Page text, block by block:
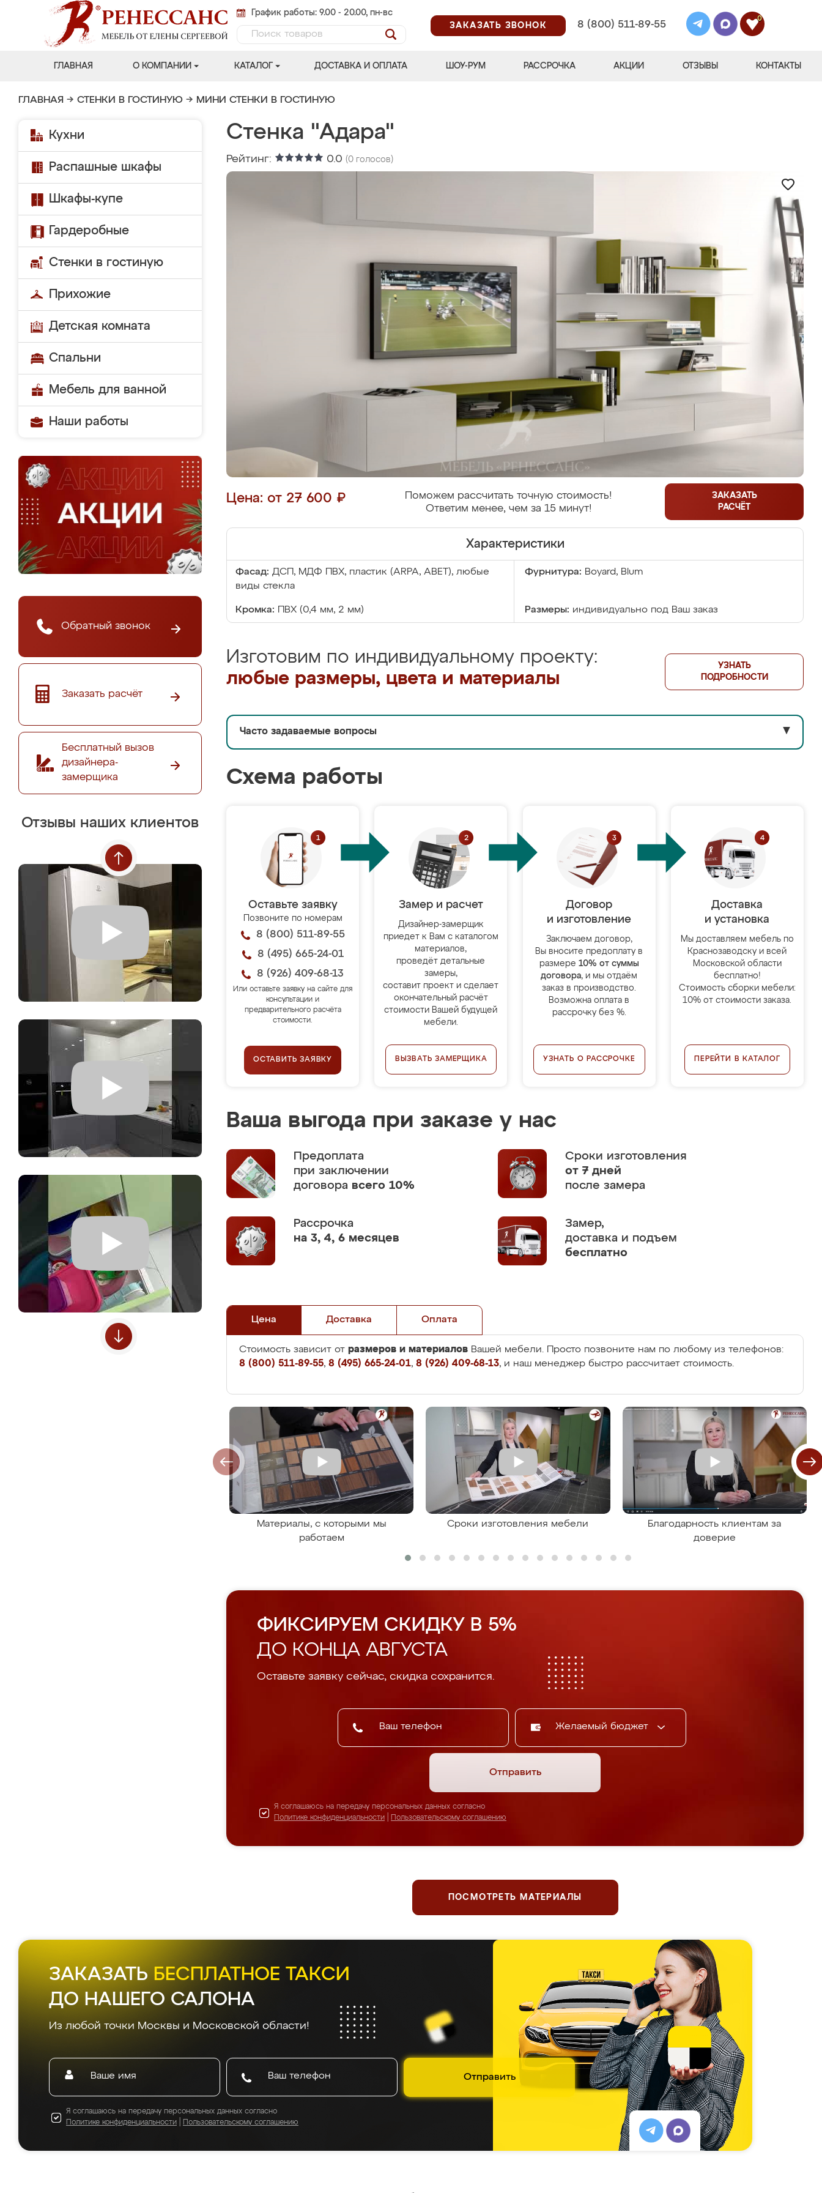
График работы: 9.00 - 20.00, пн-вс
ЗАКАЗАТЬ ЗВОНОК
8 (800) 511-89-55
0
ГЛАВНАЯ О КОМПАНИИ КАТАЛОГ ДОСТАВКА И ОПЛАТА ШОУ-РУМ РАССРОЧКА АКЦИИ ОТЗЫВЫ КОНТАКТЫ
ГЛАВНАЯ → СТЕНКИ В ГОСТИНУЮ → МИНИ СТЕНКИ В ГОСТИНУЮ
Кухни
Распашные шкафы
Шкафы-купе
Гардеробные
Стенки в гостиную
Прихожие
Детская комната
Спальни
Мебель для ванной
Наши работы
Обратный звонок
Заказать расчёт
Бесплатный вызов
дизайнера-
замерщика
Отзывы наших клиентов
Стенка "Адара"
Рейтинг: 0.0 (0 голосов)
Цена: от 27 600 ₽
Поможем рассчитать точную стоимость!
Ответим менее, чем за 15 минут!
ЗАКАЗАТЬ
РАСЧЁТ
Характеристики
Фасад: ДСП, МДФ ПВХ, пластик (ARPA, ABET), любые
виды стекла
Фурнитура: Boyard, Blum
Кромка: ПВХ (0,4 мм, 2 мм) Размеры: индивидуально под Ваш заказ
Изготовим по индивидуальному проекту:
любые размеры, цвета и материалы
УЗНАТЬ
ПОДРОБНОСТИ
Часто задаваемые вопросы ▼
Схема работы
Оставьте заявку
Позвоните по номерам
8 (800) 511-89-55
8 (495) 665-24-01
8 (926) 409-68-13
Или оставьте заявку на сайте для
консультации и
предварительного расчёта
стоимости.
ОСТАВИТЬ ЗАЯВКУ
Замер и расчет
Дизайнер-замерщик
приедет к Вам с каталогом
материалов,
проведёт детальные
замеры,
составит проект и сделает
окончательный расчёт
стоимости Вашей будущей
мебели.
ВЫЗВАТЬ ЗАМЕРЩИКА
Договор
и изготовление
Заключаем договор,
Вы вносите предоплату в
размере 10% от суммы
договора, и мы отдаём
заказ в производство.
Возможна оплата в
рассрочку без %.
УЗНАТЬ О РАССРОЧКЕ
Доставка
и установка
Мы доставляем мебель по
Краснозаводску и всей
Московской области
бесплатно!
Стоимость сборки мебели:
10% от стоимости заказа.
ПЕРЕЙТИ В КАТАЛОГ
Ваша выгода при заказе у нас
Предоплата
при заключении
договора всего 10%
Сроки изготовления
от 7 дней
после замера
Рассрочка
на 3, 4, 6 месяцев
Замер,
доставка и подъем
бесплатно
Цена Доставка Оплата
Стоимость зависит от размеров и материалов Вашей мебели. Просто позвоните нам по любому из телефонов:
8 (800) 511-89-55, 8 (495) 665-24-01, 8 (926) 409-68-13, и наш менеджер быстро рассчитает стоимость.
Материалы, с которыми мы
работаем
Сроки изготовления мебели
Благодарность клиентам за
доверие
ФИКСИРУЕМ СКИДКУ В 5%
ДО КОНЦА АВГУСТА
Оставьте заявку сейчас, скидка сохранится.
Желаемый бюджет
Отправить
Я соглашаюсь на передачу персональных данных согласно
Политике конфиденциальности
Пользовательскому соглашению
ПОСМОТРЕТЬ МАТЕРИАЛЫ
ЗАКАЗАТЬ БЕСПЛАТНОЕ ТАКСИ
ДО НАШЕГО САЛОНА
Из любой точки Москвы и Московской области!
Отправить
Я соглашаюсь на передачу персональных данных согласно
Политике конфиденциальности
Пользовательскому соглашению